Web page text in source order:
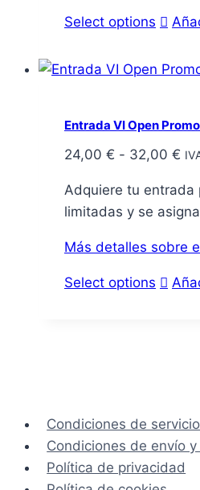
Select options Este
tiene
Las
elegir
en
Entrada VI Open
24,00 € - 32,00 €
Adquiere tu entrada
limitadas y se
Más detalles sobre
Select options Este
se
elegir
Condiciones de
Condiciones de envío
Política de privacidad